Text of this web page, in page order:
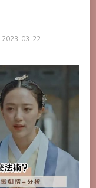
2023-03-22